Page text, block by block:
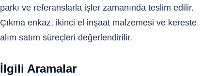
parkı ve referanslarla işler zamanında teslim edilir.
Çıkma enkaz, ikinci el inşaat malzemesi ve kereste
alım satım süreçleri değerlendirilir.
İlgili Aramalar